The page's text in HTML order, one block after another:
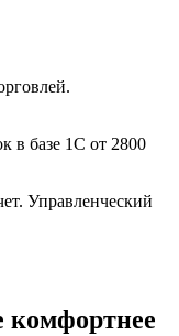
в базе 1С от 2800
Управленческий
комфортнее